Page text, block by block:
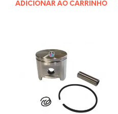
ADICIONAR AO CARRINHO